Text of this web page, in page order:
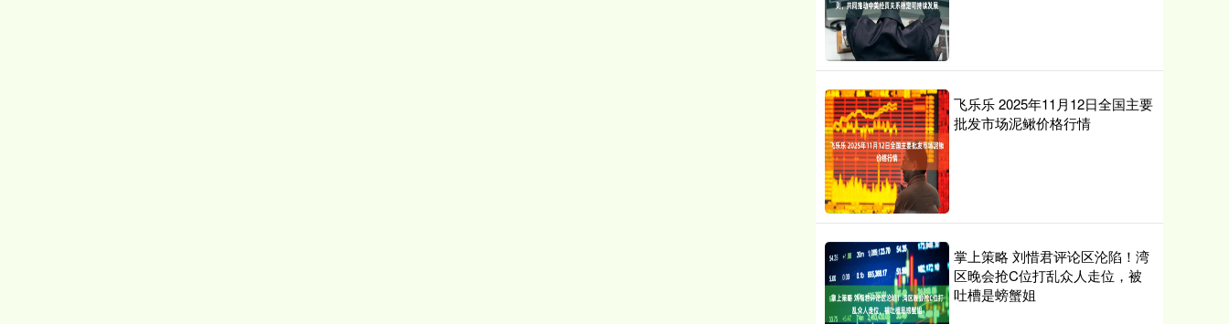
飞乐乐 2025年11月12日全国主要
批发市场泥鳅价格行情
掌上策略 刘惜君评论区沦陷！湾
区晚会抢C位打乱众人走位，被
吐槽是螃蟹姐